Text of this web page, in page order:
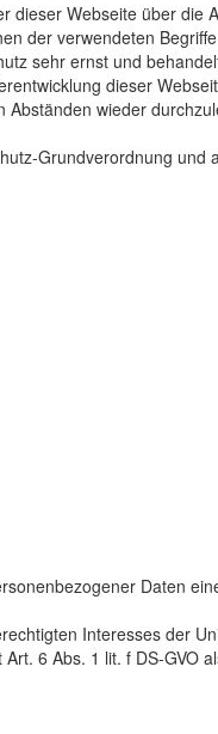
dieser Webseite über
der verwendeten
sehr ernst und
dieser
wieder
Grundverordnung
Daten
Interesses der
6 Abs. 1 lit. f DS-GVO